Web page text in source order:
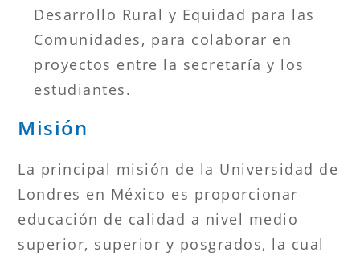
Desarrollo Rural y Equidad para las
Comunidades, para colaborar en
proyectos entre la secretaría y los
estudiantes.
Misión
La principal misión de la Universidad de
Londres en México es proporcionar
educación de calidad a nivel medio
superior, superior y posgrados, la cual